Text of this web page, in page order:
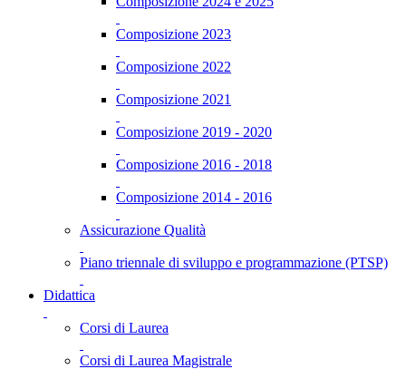
Composizione 2023
Composizione 2022
Composizione 2021
Composizione 2019 - 2020
Composizione 2016 - 2018
Composizione 2014 - 2016
Assicurazione Qualità
Piano triennale di sviluppo e programmazione (PTSP)
Didattica
Corsi di Laurea
Corsi di Laurea Magistrale